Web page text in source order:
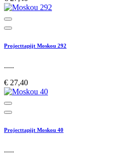
Projecttapijt Moskou 292
.....
€ 27,40
Projecttapijt Moskou 40
.....